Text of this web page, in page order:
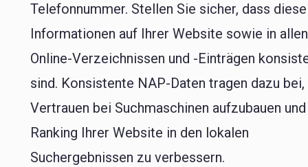
Telefonnummer. Stellen Sie sicher, dass diese
Informationen auf Ihrer Website sowie in allen
Online-Verzeichnissen und -Einträgen
sind. Konsistente NAP-Daten tragen dazu bei,
Vertrauen bei Suchmaschinen aufzubauen
Ranking Ihrer Website in den lokalen
Suchergebnissen zu verbessern.